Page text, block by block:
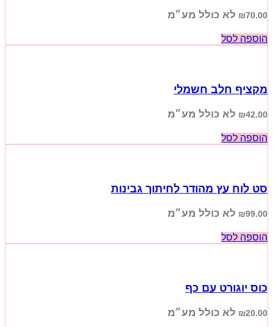
₪70.00 לא כולל מע״מ
הוספה לסל
מקציף חלב חשמלי
₪42.00 לא כולל מע״מ
הוספה לסל
סט לוח עץ מהודר לחיתוך גבינות
₪99.00 לא כולל מע״מ
הוספה לסל
כוס יוגורט עם כף
₪20.00 לא כולל מע״מ